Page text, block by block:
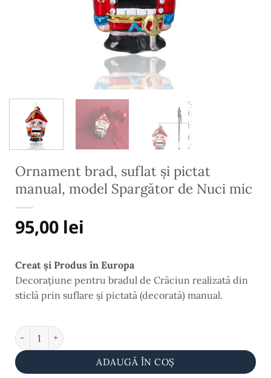
Ornament brad, suflat și pictat
manual, model Spargător de Nuci mic
95,00 lei
Creat și Produs în Europa
Decorațiune pentru bradul de Crăciun realizată din
sticlă prin suflare și pictată (decorată) manual.
În stoc
Cantitate Ornament brad, suflat și pictat manual, model
ADAUGĂ ÎN COȘ